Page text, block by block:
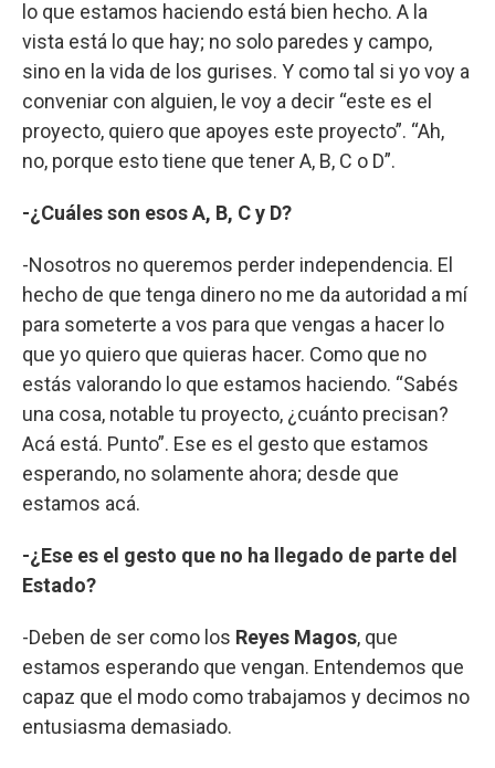
lo que estamos haciendo está bien hecho. A la
vista está lo que hay; no solo paredes y campo,
sino en la vida de los gurises. Y como tal si yo voy a
conveniar con alguien, le voy a decir “este es el
proyecto, quiero que apoyes este proyecto”. “Ah,
no, porque esto tiene que tener A, B, C o D”.
-¿Cuáles son esos A, B, C y D?
-Nosotros no queremos perder independencia. El
hecho de que tenga dinero no me da autoridad a mí
para someterte a vos para que vengas a hacer lo
que yo quiero que quieras hacer. Como que no
estás valorando lo que estamos haciendo. “Sabés
una cosa, notable tu proyecto, ¿cuánto precisan?
Acá está. Punto”. Ese es el gesto que estamos
esperando, no solamente ahora; desde que
estamos acá.
-¿Ese es el gesto que no ha llegado de parte del
Estado?
-Deben de ser como los Reyes Magos, que
estamos esperando que vengan. Entendemos que
capaz que el modo como trabajamos y decimos no
entusiasma demasiado.